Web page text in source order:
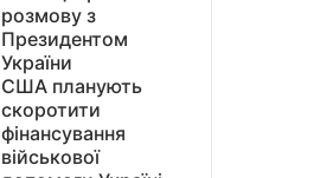
розмову з
Президентом
України
США планують
скоротити
фінансування
військової